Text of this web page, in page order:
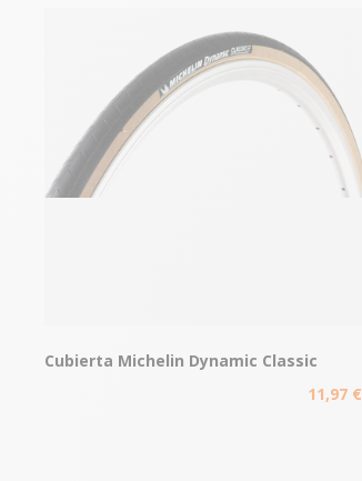
Cubierta Michelin Dynamic Classic
11,97 €